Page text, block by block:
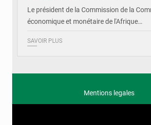
Le président de la Commission de la
économique et monétaire de l'Afrique…
SAVOIR PLUS
Mentions legales